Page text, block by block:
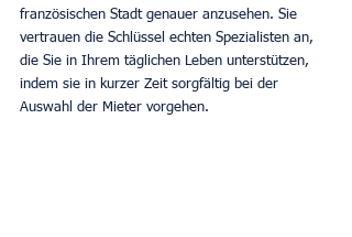
französischen Stadt genauer anzusehen. Sie
vertrauen die Schlüssel echten Spezialisten an,
die Sie in Ihrem täglichen Leben unterstützen,
indem sie in kurzer Zeit sorgfältig bei der
Auswahl der Mieter vorgehen.